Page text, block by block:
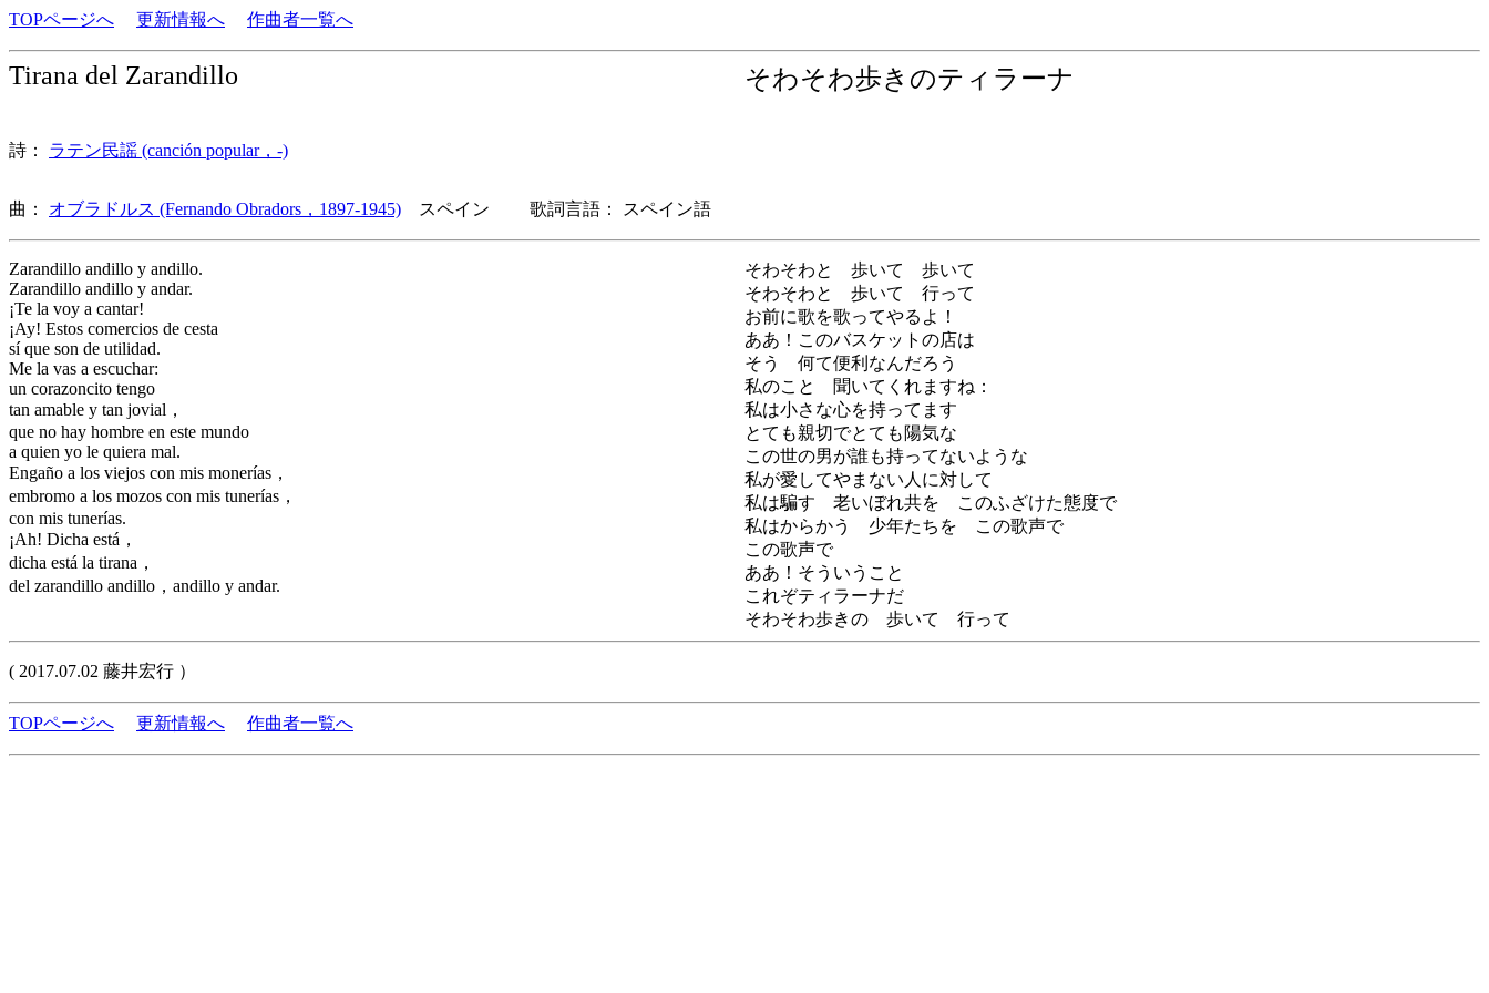
TOPページへ 更新情報へ 作曲者一覧へ
Tirana del Zarandillo そわそわ歩きのティラーナ
詩： ラテン民謡 (canción popular，-)
曲： オブラドルス (Fernando Obradors，1897-1945) スペイン 歌詞言語： スペイン語
Zarandillo andillo y andillo.
Zarandillo andillo y andar.
¡Te la voy a cantar!
¡Ay! Estos comercios de cesta
sí que son de utilidad.
Me la vas a escuchar:
un corazoncito tengo
tan amable y tan jovial，
que no hay hombre en este mundo
a quien yo le quiera mal.
Engaño a los viejos con mis monerías，
embromo a los mozos con mis tunerías，
con mis tunerías.
¡Ah! Dicha está，
dicha está la tirana，
del zarandillo andillo，andillo y andar.
そわそわと 歩いて 歩いて
そわそわと 歩いて 行って
お前に歌を歌ってやるよ！
ああ！このバスケットの店は
そう 何て便利なんだろう
私のこと 聞いてくれますね：
私は小さな心を持ってます
とても親切でとても陽気な
この世の男が誰も持ってないような
私が愛してやまない人に対して
私は騙す 老いぼれ共を このふざけた態度で
私はからかう 少年たちを この歌声で
この歌声で
ああ！そういうこと
これぞティラーナだ
そわそわ歩きの 歩いて 行って
( 2017.07.02 藤井宏行 ）
TOPページへ 更新情報へ 作曲者一覧へ